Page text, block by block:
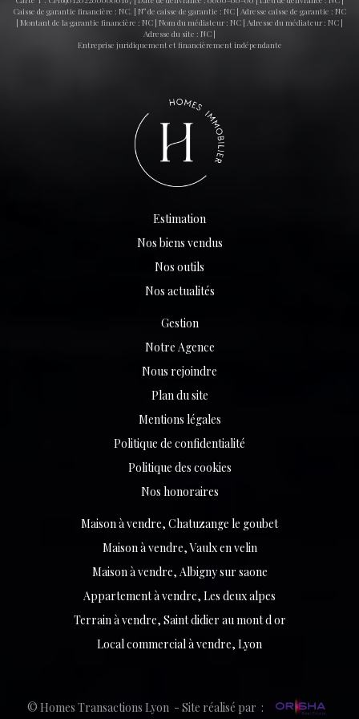
Caisse de garantie financière : NC. | N° de caisse de garantie : NC | Adresse caisse de garantie : NC
| Montant de la garantie financière : NC | Nom du médiateur : NC | Adresse du médiateur : NC |
Adresse du site : NC |
Entreprise juridiquement et financièrement indépendante
Estimation
Nos biens vendus
Nos outils
Nos actualités
Gestion
Notre Agence
Nous rejoindre
Plan du site
Mentions légales
Politique de confidentialité
Politique des cookies
Nos honoraires
Maison à vendre, Chatuzange le goubet
Maison à vendre, Vaulx en velin
Maison à vendre, Albigny sur saone
Appartement à vendre, Les deux alpes
Terrain à vendre, Saint didier au mont d or
Local commercial à vendre, Lyon
© Homes Transactions Lyon - Site réalisé par :